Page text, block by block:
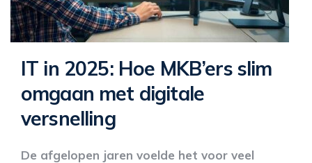
IT in 2025: Hoe MKB’ers slim
omgaan met digitale
versnelling
De afgelopen jaren voelde het voor veel